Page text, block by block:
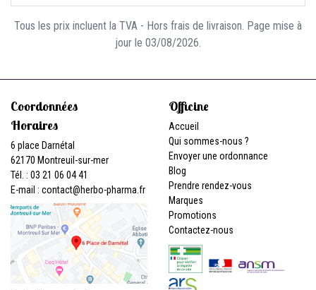
Tous les prix incluent la TVA - Hors frais de livraison. Page mise à
jour le 03/08/2026.
Coordonnées
Horaires
6 place Darnétal
62170 Montreuil-sur-mer
Tél. : 03 21 06 04 41
E-mail : contact@herbo-pharma.fr
Officine
Accueil
Qui sommes-nous ?
Envoyer une ordonnance
Blog
Prendre rendez-vous
Marques
Promotions
Contactez-nous